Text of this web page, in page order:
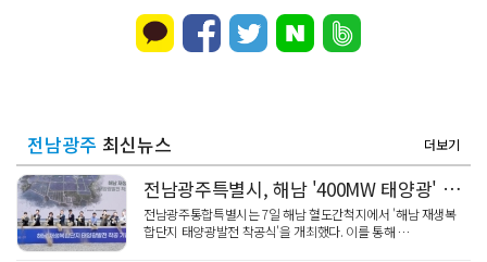
전남광주 최신뉴스 더보기
전남광주특별시, 해남 '400MW 태양광' 착공…SK하이닉스 공급
전남광주통합특별시는 7일 해남 혈도간척지에서 '해남 재생복
합단지 태양광발전 착공식'을 개최했다. 이를 통해 …